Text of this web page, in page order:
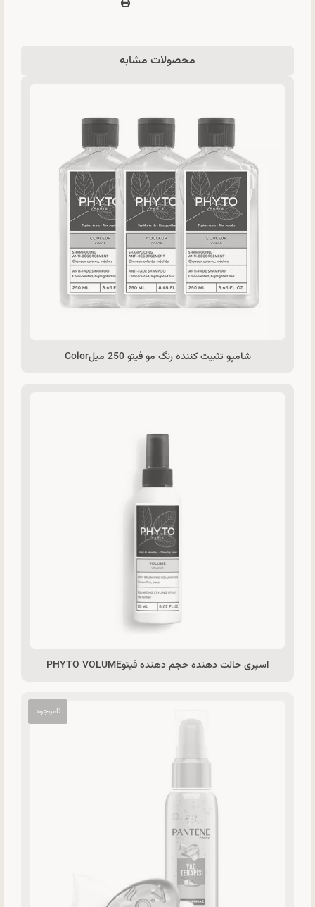
محصولات مشابه
شامپو تثبیت کننده رنگ مو فیتو 250 میلColor
اسپری حالت دهنده حجم دهنده فیتوPHYTO VOLUME